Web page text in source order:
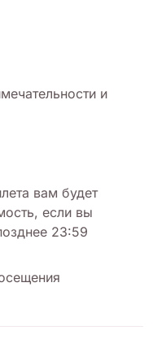
и
вам будет
если вы
23:59